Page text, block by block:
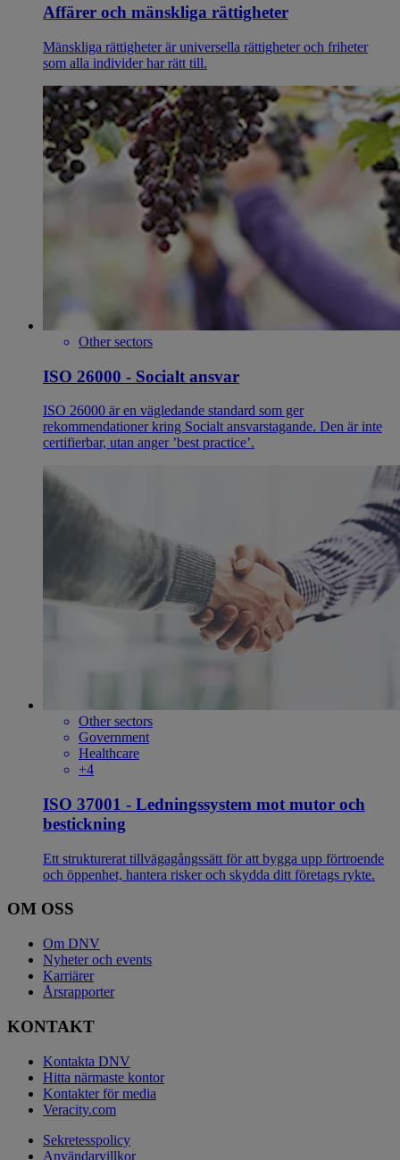
Affärer och mänskliga rättigheter
Mänskliga rättigheter är universella rättigheter och friheter
som alla individer har rätt till.
Other sectors
ISO 26000 - Socialt ansvar
ISO 26000 är en vägledande standard som ger
rekommendationer kring Socialt ansvarstagande. Den är inte
certifierbar, utan anger ’best practice’.
Other sectors
Government
Healthcare
+4
ISO 37001 - Ledningssystem mot mutor och
bestickning
Ett strukturerat tillvägagångssätt för att bygga upp förtroende
och öppenhet, hantera risker och skydda ditt företags rykte.
OM OSS
Om DNV
Nyheter och events
Karriärer
Årsrapporter
KONTAKT
Kontakta DNV
Hitta närmaste kontor
Kontakter för media
Veracity.com
Sekretesspolicy
Användarvillkor